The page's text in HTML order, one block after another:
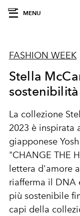
MENU
FASHION WEEK
Stella
La collezione
2023 è inspirata
giapponese
"CHANGE THE
lettera d'amore
riafferma il DNA
più sostenibile
capi della